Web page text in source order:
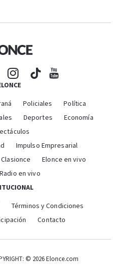
Policiales
Política
Deportes
Economía
Impulso Empresarial
Clasionce
Elonce en vivo
en vivo
Términos y Condiciones
Contacto
© 2026 Elonce.com